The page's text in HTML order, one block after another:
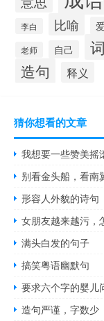
李白 比喻
老师 自己
造句 释义
猜你想看的文章
我想要一些赞美摇
别看金头船，看南
形容人外貌的诗句
女朋友越来越污，
满头白发的句子
搞笑粤语幽默句
要求六个字的婴儿
造句严谨，字数少